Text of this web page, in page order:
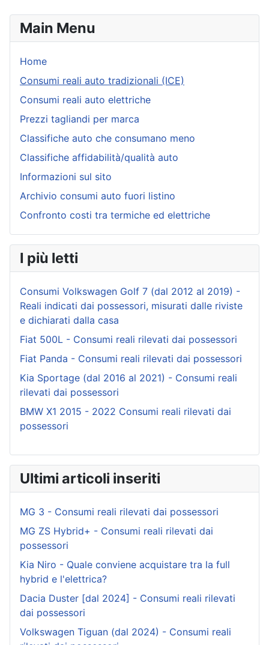
Main Menu
Home
Consumi reali auto tradizionali (ICE)
Consumi reali auto elettriche
Prezzi tagliandi per marca
Classifiche auto che consumano meno
Classifiche affidabilità/qualità auto
Informazioni sul sito
Archivio consumi auto fuori listino
Confronto costi tra termiche ed elettriche
I più letti
Consumi Volkswagen Golf 7 (dal 2012 al 2019) -
Reali indicati dai possessori, misurati dalle riviste
e dichiarati dalla casa
Fiat 500L - Consumi reali rilevati dai possessori
Fiat Panda - Consumi reali rilevati dai possessori
Kia Sportage (dal 2016 al 2021) - Consumi reali
rilevati dai possessori
BMW X1 2015 - 2022 Consumi reali rilevati dai
possessori
Ultimi articoli inseriti
MG 3 - Consumi reali rilevati dai possessori
MG ZS Hybrid+ - Consumi reali rilevati dai
possessori
Kia Niro - Quale conviene acquistare tra la full
hybrid e l'elettrica?
Dacia Duster [dal 2024] - Consumi reali rilevati
dai possessori
Volkswagen Tiguan (dal 2024) - Consumi reali